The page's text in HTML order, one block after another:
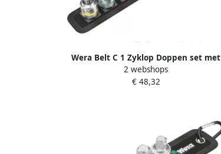
Wera Belt C 1 Zyklop Doppen set met
vasthoudfunctie met 1 2" -aandrijving
7-delig 05003995001
2 webshops
€ 48,32